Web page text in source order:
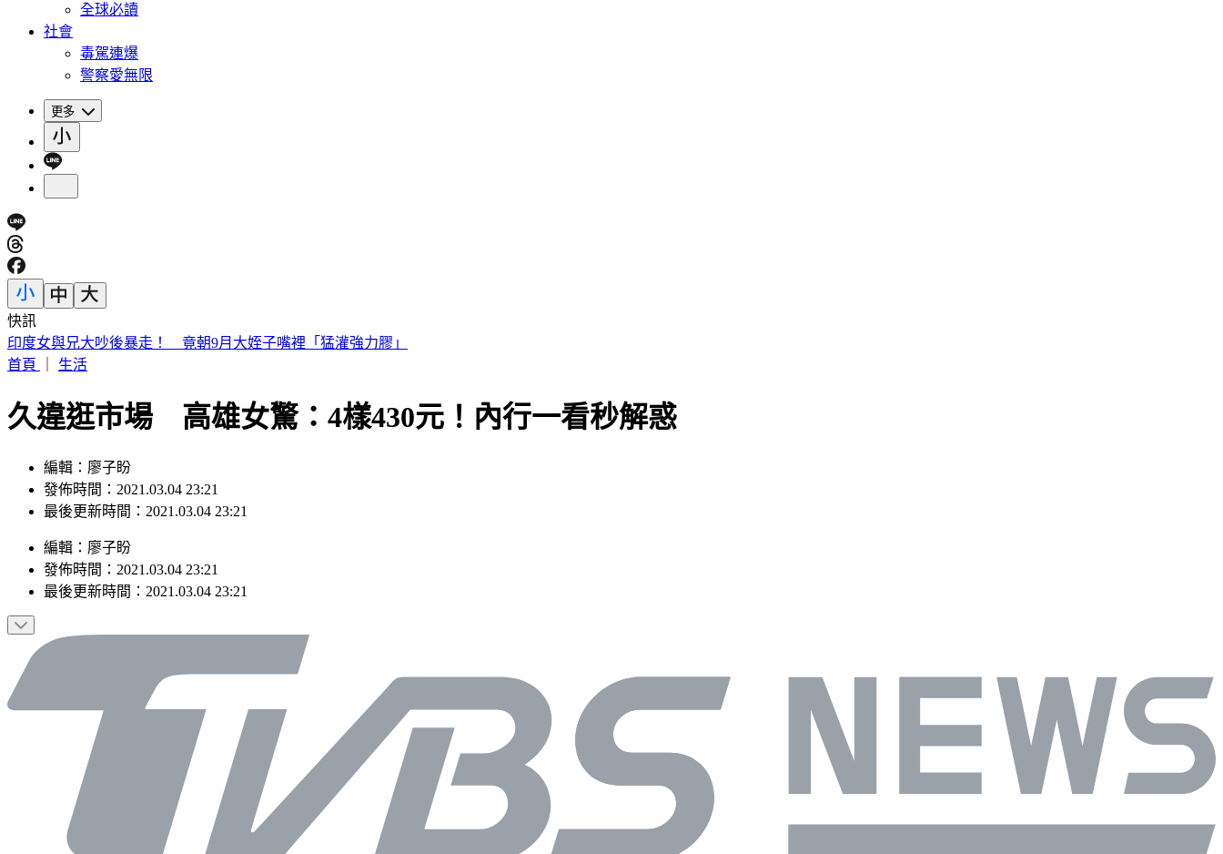
全球必讀
社會
毒駕連爆
警察愛無限
更多
快訊
白海豚颱風「紮實雨帶」又來了！鄭明典急籲：晚上別出門
首頁
生活
久違逛市場 高雄女驚：4樣430元！內行一看秒解惑
編輯：廖子盼
發佈時間：2021.03.04 23:21
最後更新時間：2021.03.04 23:21
編輯 ： 廖子盼
發佈時間： 2021.03.04 23:21
最後更新時間： 2021.03.04 23:21